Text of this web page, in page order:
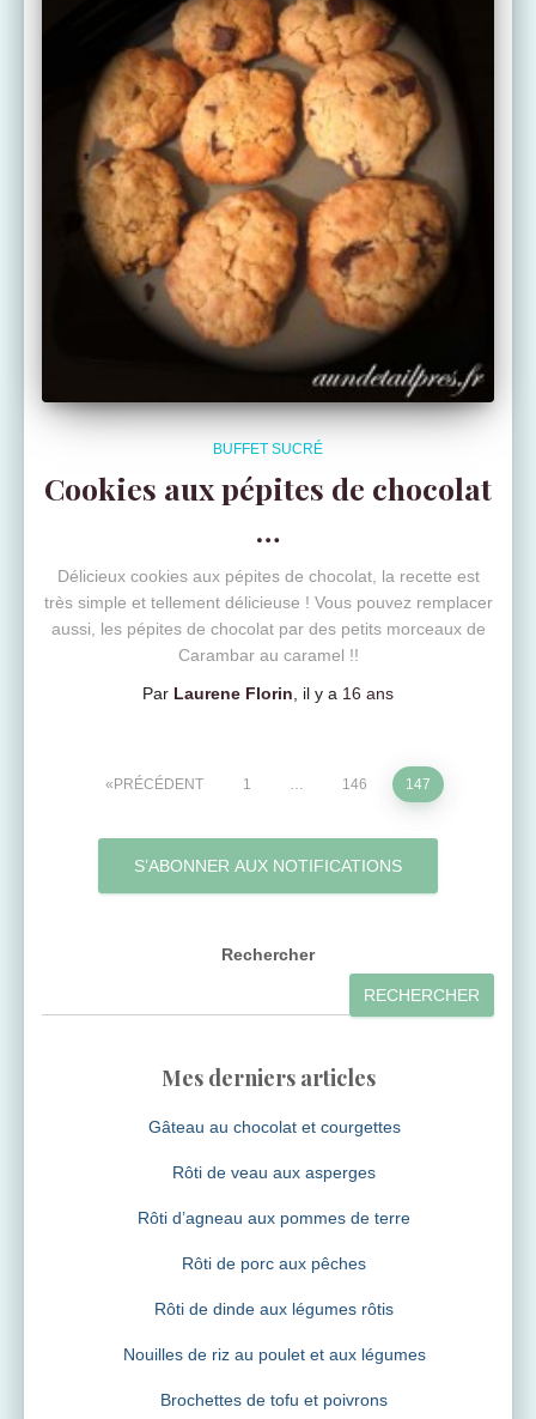
BUFFET SUCRÉ
Cookies aux pépites de chocolat
…
Délicieux cookies aux pépites de chocolat, la recette est
très simple et tellement délicieuse ! Vous pouvez remplacer
aussi, les pépites de chocolat par des petits morceaux de
Carambar au caramel !!
Par Laurene Florin, il y a 16 ans
Pagination
publications
PRÉCÉDENT 1 … 146 147
S’ABONNER AUX NOTIFICATIONS
Rechercher
RECHERCHER
Mes derniers articles
Gâteau au chocolat et courgettes
Rôti de veau aux asperges
Rôti d’agneau aux pommes de terre
Rôti de porc aux pêches
Rôti de dinde aux légumes rôtis
Nouilles de riz au poulet et aux légumes
Brochettes de tofu et poivrons